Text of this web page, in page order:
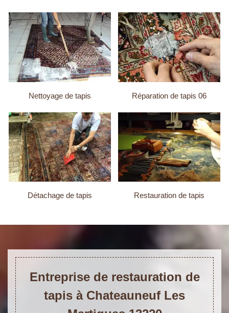
Nettoyage de tapis Réparation de tapis 06
Détachage de tapis Restauration de tapis
Entreprise de restauration de
tapis à Chateauneuf Les